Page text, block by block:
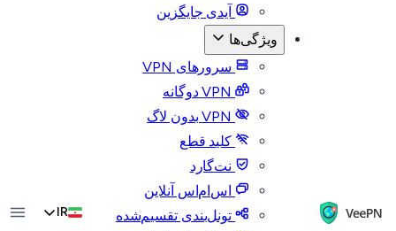
آیدی جایگزین
ویژگی‌ها
سرورهای VPN
VPN دوگانه
VPN بدون لاگ
کلید قطع
نت‌گارد
اس‌ام‌اس آنلاین
تونل‌بندی تقسیم‌شده
IR